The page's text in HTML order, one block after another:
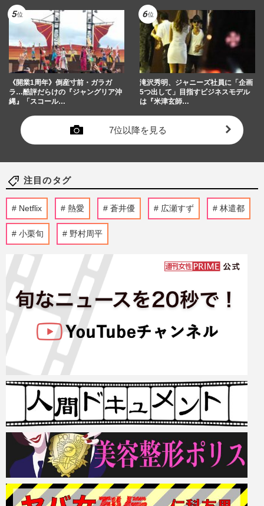
《開業1周年》倒産寸前・ガラガ
ラ…酷評だらけの『ジャングリア沖
縄』「スコール…
滝沢秀明、ジャニーズ社員に「企画
5つ出して」目指すビジネスモデル
は『米津玄師…
7位以降を見る
注目のタグ
Netflix 熱愛 蒼井優 広瀬すず 林遣都
小栗旬 野村周平